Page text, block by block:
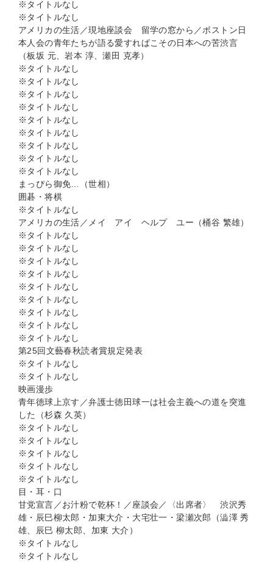
※タイトルなし
※タイトルなし
アメリカの生活／現地座談会 留学の窓から／ボストン日
本人会の青年たちが語る愛すればこその日本への苦渋言
（板坂 元、岩本 淳、瀬田 克孝）
※タイトルなし
※タイトルなし
※タイトルなし
※タイトルなし
※タイトルなし
※タイトルなし
※タイトルなし
※タイトルなし
※タイトルなし
まっぴら御免…（世相）
囲碁・将棋
※タイトルなし
アメリカの生活／メイ アイ ヘルプ ユー（桶谷 繁雄）
※タイトルなし
※タイトルなし
※タイトルなし
※タイトルなし
※タイトルなし
※タイトルなし
※タイトルなし
※タイトルなし
※タイトルなし
第25回文藝春秋読者賞規定発表
※タイトルなし
※タイトルなし
映画漫歩
青年徳球上京す／弁護士徳田球一は社会主義への道を突進
した（杉森 久英）
※タイトルなし
※タイトルなし
※タイトルなし
※タイトルなし
※タイトルなし
目・耳・口
甘党宣言／お汁粉で乾杯！／座談会／〈出席者〉 渋沢秀
雄・辰巳柳太郎・加東大介・大宅壮一・梁瀬次郎（澁澤 秀
雄、辰巳 柳太郎、加東 大介）
※タイトルなし
※タイトルなし